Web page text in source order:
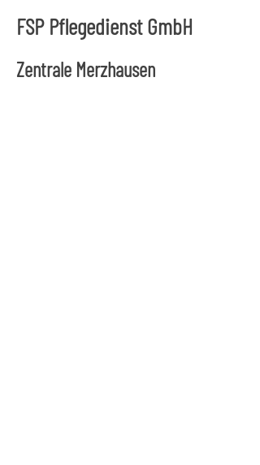
FSP Pflegedienst GmbH
Zentrale Merzhausen